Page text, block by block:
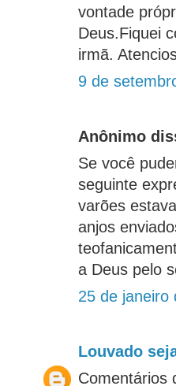
vontade
Deus.Fiquei
irmã.
9 de
Anônimo
Se você
seguinte
varões
anjos
a Deus pelo
25 de janeiro
Louvado
Comentários